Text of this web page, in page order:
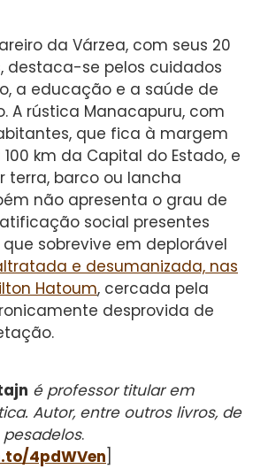
da Várzea, com seus 20
destaca-se pelos cuidados
a educação e a saúde de
A rústica Manacapuru, com
que fica à margem
km da Capital do Estado, e
terra, barco ou lancha
não apresenta o grau de
social presentes
sobrevive em deplorável
e desumanizada, nas
Hatoum, cercada pela
desprovida de
é professor titular em
Autor, entre outros livros, de
pesadelos.
4pdWVen